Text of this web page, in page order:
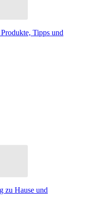
Tipps und
zu Hause und